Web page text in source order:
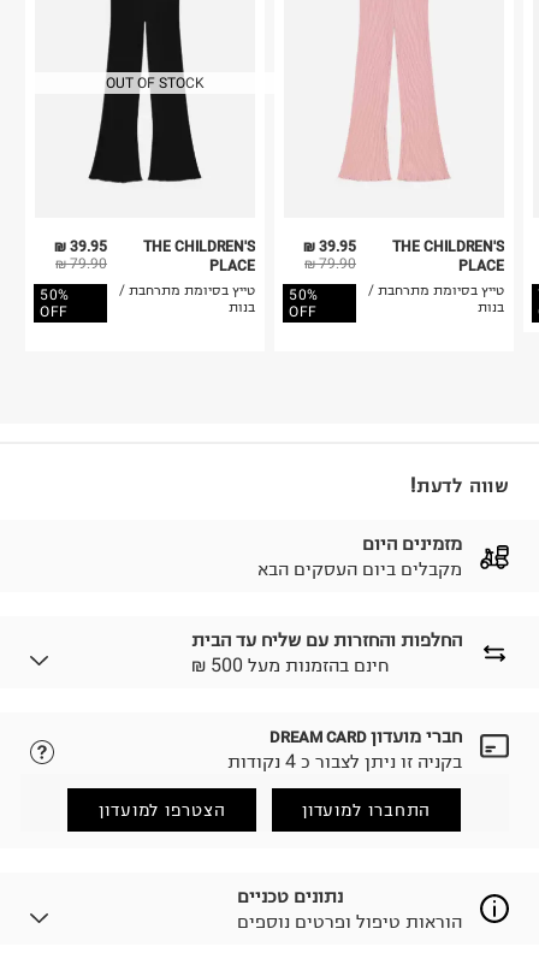
OUT OF STOCK
39.95 ₪
79.90 ₪
50%
OFF
THE CHILDREN'S
PLACE
טייץ בסיומת מתרחבת /
בנות
39.95 ₪
79.90 ₪
50%
OFF
THE CHILDREN'S
PLACE
טייץ בסיומת מתרחבת /
בנות
שווה לדעת!
מזמינים היום
מקבלים ביום העסקים הבא
החלפות והחזרות עם שליח עד הבית
₪ חינם בהזמנות מעל 500
לבחירת בשיטת המשלוח המתאימה לכם,
הזמנתם והתחרטתם?
(במקום ב-19.9 ₪) לזמן מוגבל! חינם בהזמנות מעל 500 ₪.
למידע נא ללחוץ כאן
.
לפני החזרת החבילה, חשוב להדביק את מדבקת הגוביינא על
חברי מועדון DREAM CARD
בקניה זו ניתן לצבור כ 4 נקודות
התחברו למועדון הצטרפו למועדון
נתונים טכניים
הוראות טיפול ופרטים נוספים